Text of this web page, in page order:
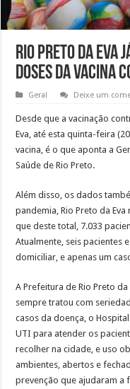
Rio Preto da Eva
doses da vacina
Geral Deixe um
Desde que a vacinação
Eva, até esta quinta-feira
vacina, é o que aponta a
Saúde de Rio Preto.
Além disso, os dados
pandemia, Rio Preto da
que deste total, 7.033
Atualmente, seis pacientes
domiciliar, e apenas um
A Prefeitura de Rio Preto
sempre tratou com
casos da doença, o
UTI para atender os
recolher na cidade, e uso
ambientes, abertos e
prevenção que ajudaram a